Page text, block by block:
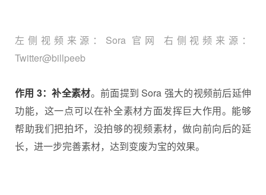
左侧视频来源：Sora 官网 右侧视频来源：
Twitter@billpeeb
作用 3：补全素材。前面提到 Sora 强大的视频前后延伸
功能，这一点可以在补全素材方面发挥巨大作用。能够
帮助我们把拍坏，没拍够的视频素材，做向前向后的延
长，进一步完善素材，达到变废为宝的效果。